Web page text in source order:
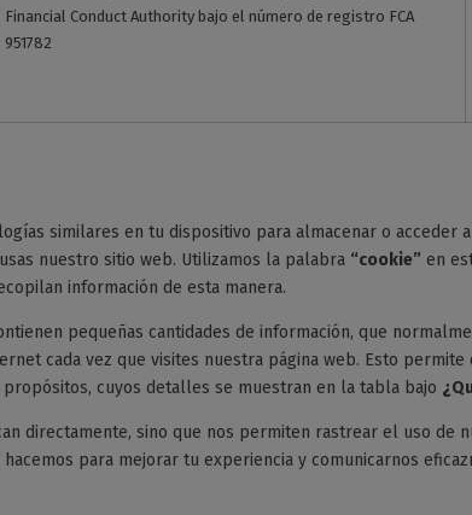
Financial Conduct Authority bajo el número de registro FCA
951782
similares en tu dispositivo para almacenar o acceder
nuestro sitio web. Utilizamos la palabra “cookie” en
información de esta manera.
pequeñas cantidades de información, que
cada vez que visites nuestra página web. Esto
cuyos detalles se muestran en la tabla bajo
directamente, sino que nos permiten rastrear el uso de
para mejorar tu experiencia y comunicarnos